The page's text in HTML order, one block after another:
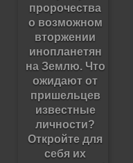
пророчества
о возможном
вторжении
инопланетян
на Землю. Что
ожидают от
пришельцев
известные
личности?
Откройте для
себя их